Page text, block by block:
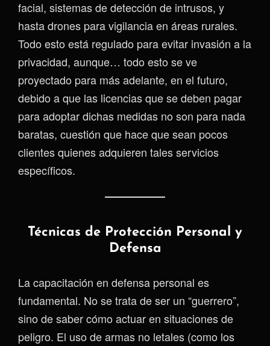
facial, sistemas de detección de intrusos, y
hasta drones para vigilancia en áreas rurales.
Todo esto está regulado para evitar invasión a la
privacidad, aunque… todo esto se ve
proyectado para más adelante, en el futuro,
debido a que las licencias que se deben pagar
para adoptar dichas medidas no son para nada
baratas, cuestión que hace que sean pocos
clientes quienes adquieren tales servicios
específicos.
Técnicas de Protección Personal y
Defensa
La capacitación en defensa personal es
fundamental. No se trata de ser un “guerrero”,
sino de saber cómo actuar en situaciones de
peligro. El uso de armas no letales (como los